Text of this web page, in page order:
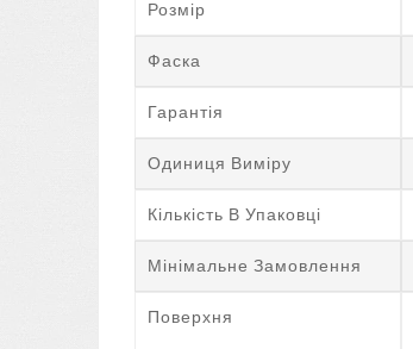
Розмір
Фаска
Гарантія
Одиниця Виміру
Кількість В Упаковці
Мінімальне Замовлення
Поверхня